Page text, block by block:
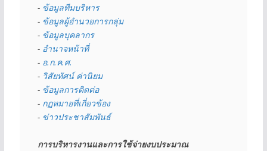
- ข้อมูลทีมบริหาร
- ข้อมูลผู้อำนวยการกลุ่ม
- ข้อมูลบุคลากร
- อำนาจหน้าที่
- อ.ก.ค.ศ.
- วิสัยทัศน์ ค่านิยม
- ข้อมูลการติดต่อ
- กฏหมายที่เกี่ยวข้อง
- ข่าวประชาสัมพันธ์
การบริหารงานและการใช้จ่ายงบประมาณ